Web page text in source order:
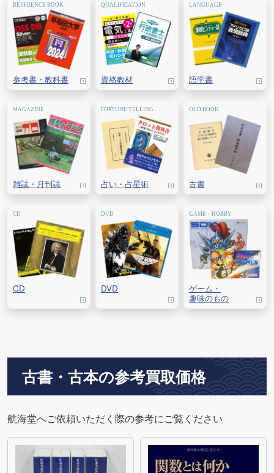
参考書・教科書 資格教材 語学書
雑誌・ 月刊誌 占い・ 占星術 古書
CD DVD
ゲーム・
趣味のもの
古書・古本の参考買取価格
航海堂へご依頼いただく際の参考にご覧ください